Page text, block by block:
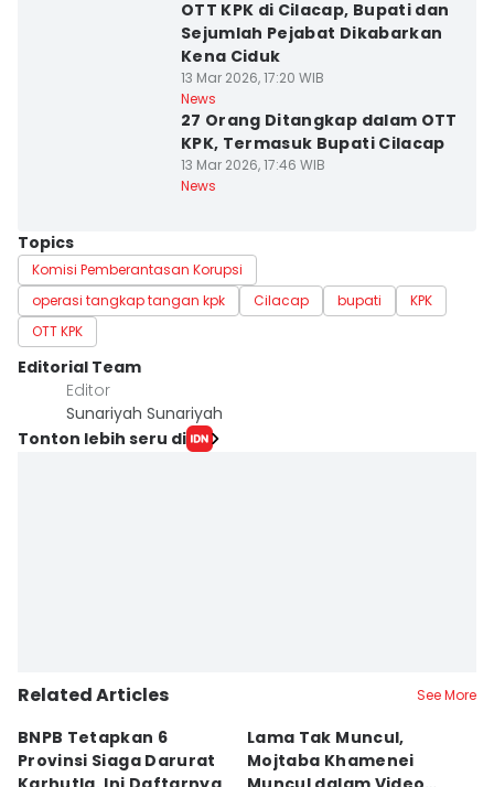
OTT KPK di Cilacap, Bupati dan
Sejumlah Pejabat Dikabarkan
Kena Ciduk
13 Mar 2026, 17:20 WIB
News
27 Orang Ditangkap dalam OTT
KPK, Termasuk Bupati Cilacap
13 Mar 2026, 17:46 WIB
News
Topics
Komisi Pemberantasan Korupsi
operasi tangkap tangan kpk
Cilacap bupati
KPK
OTT KPK
Editorial Team
Editor
Sunariyah Sunariyah
Tonton lebih seru di
Related Articles See More
BNPB Tetapkan 6
Provinsi Siaga Darurat
Lama Tak Muncul,
Mojtaba Khamenei